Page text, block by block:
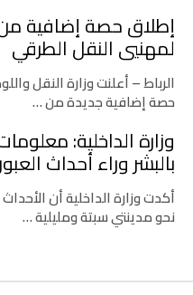
إطلاق حصة إضافية من
لمهنيي النقل الطرقي
الرباط – أعلنت وزارة النقل
حصة إضافية جديدة من …
وزارة الداخلية:
بالبشر وراء أحداث
أكدت وزارة الداخلية أن
نحو مدينتي سبتة ومليلية …